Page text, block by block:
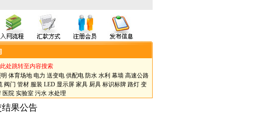
处跳转至内容搜索
体育场地 电力 送变电 供配电 防水 水利 幕墙 高速公路
阀门 管材 服装 LED 显示屏 家具 厨具 标识标牌 路灯 变
医院 实验室 污水 水处理
果公告